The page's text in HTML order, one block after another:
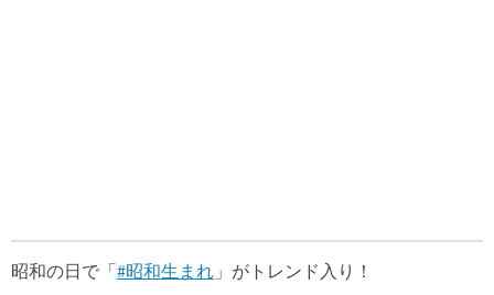
昭和の日で「#昭和生まれ 」がトレンド入り！